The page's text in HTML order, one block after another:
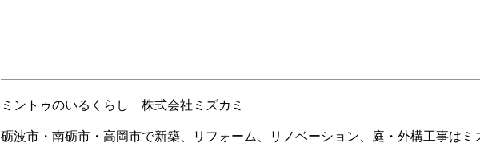
ミントゥのいるくらし 株式会社ミズカミ
砺波市・南砺市・高岡市で新築、リフォーム、リノベーション、庭・外構工事はミ